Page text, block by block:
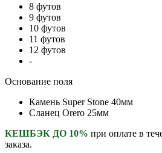
8 футов
9 футов
10 футов
11 футов
12 футов
-
Основание поля
Камень Super Stone 40мм
Сланец Orero 25мм
КЕШБЭК ДО 10% при оплате в
заказа.